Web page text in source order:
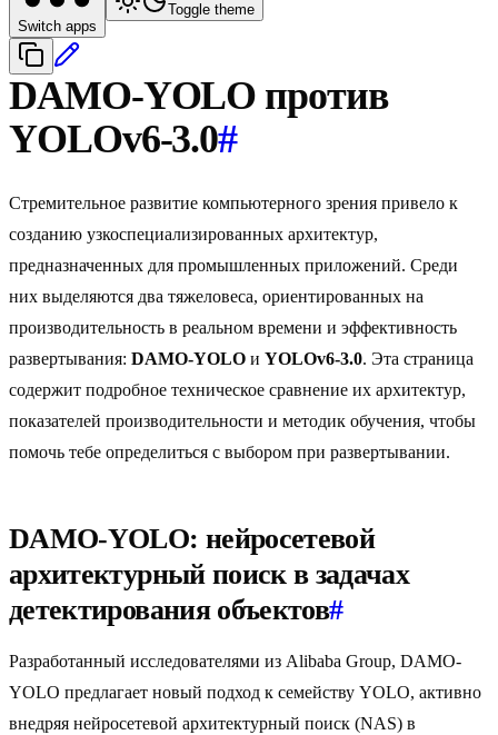
Switch apps
Toggle theme
DAMO-YOLO против
YOLOv6-3.0#
Стремительное развитие компьютерного зрения привело к
созданию узкоспециализированных архитектур,
предназначенных для промышленных приложений. Среди
них выделяются два тяжеловеса, ориентированных на
производительность в реальном времени и эффективность
развертывания: DAMO-YOLO и YOLOv6-3.0. Эта страница
содержит подробное техническое сравнение их архитектур,
показателей производительности и методик обучения, чтобы
помочь тебе определиться с выбором при развертывании.
DAMO-YOLO: нейросетевой
архитектурный поиск в задачах
детектирования объектов#
Разработанный исследователями из Alibaba Group, DAMO-
YOLO предлагает новый подход к семейству YOLO, активно
внедряя нейросетевой архитектурный поиск (NAS) в